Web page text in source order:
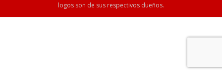
logos son de sus respectivos dueños.